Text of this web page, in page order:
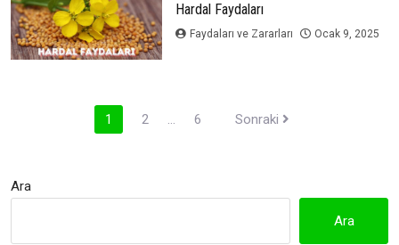
Hardal Faydaları
Faydaları ve Zararları Ocak 9, 2025
1 2 … 6 Sonraki
Ara
Ara